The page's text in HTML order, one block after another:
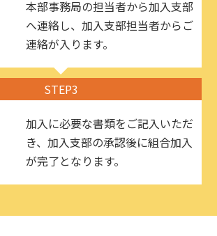
本部事務局の担当者から加入支部
へ連絡し、加入支部担当者からご
連絡が入ります。
STEP3
加入に必要な書類をご記入いただ
き、加入支部の承認後に組合加入
が完了となります。